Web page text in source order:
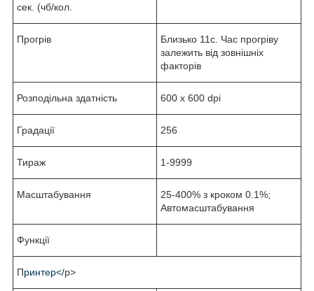
сек. (чб/кол.
Прогрів
Близько 11с. Час прогріву
залежить від зовнішніх
факторів
Розподільна здатність 600 x 600 dpi
Градації 256
Тираж 1-9999
Масштабування
25-400% з кроком 0.1%;
Автомасштабування
Функції
Принтер</p>